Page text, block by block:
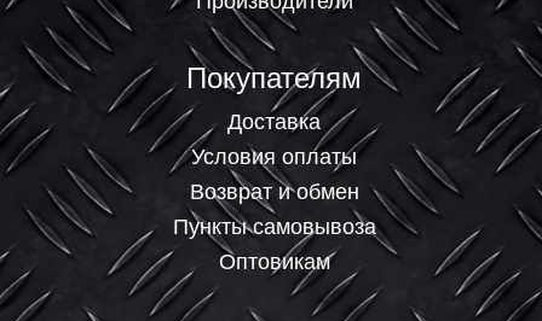
Покупателям
Доставка
Условия оплаты
Возврат и обмен
Пункты самовывоза
Оптовикам